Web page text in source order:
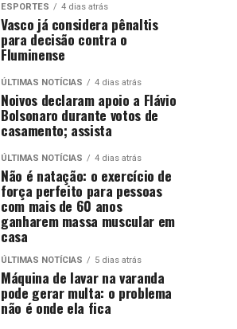
ESPORTES 4 dias atrás
Vasco já considera pênaltis
para decisão contra o
Fluminense
ÚLTIMAS NOTÍCIAS 4 dias atrás
Noivos declaram apoio a Flávio
Bolsonaro durante votos de
casamento; assista
ÚLTIMAS NOTÍCIAS 4 dias atrás
Não é natação: o exercício de
força perfeito para pessoas
com mais de 60 anos
ganharem massa muscular em
casa
ÚLTIMAS NOTÍCIAS 5 dias atrás
Máquina de lavar na varanda
pode gerar multa: o problema
não é onde ela fica